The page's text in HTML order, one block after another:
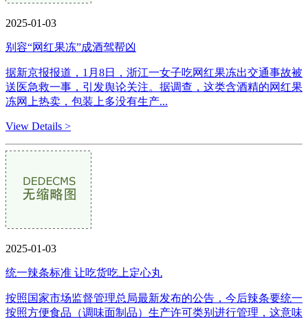
2025-01-03
别容“网红果冻”成酒驾帮凶
据新京报报道，1月8日，浙江一女子吃网红果冻出交通事故被
送医急救一事，引发舆论关注。据调查，这类含酒精的网红果
冻网上热卖，包装上多没有生产...
View Details >
2025-01-03
统一辣条标准 让吃货吃上定心丸
按照国家市场监督管理总局最新发布的公告，今后辣条要统一
按照方便食品（调味面制品）生产许可类别进行管理，这意味